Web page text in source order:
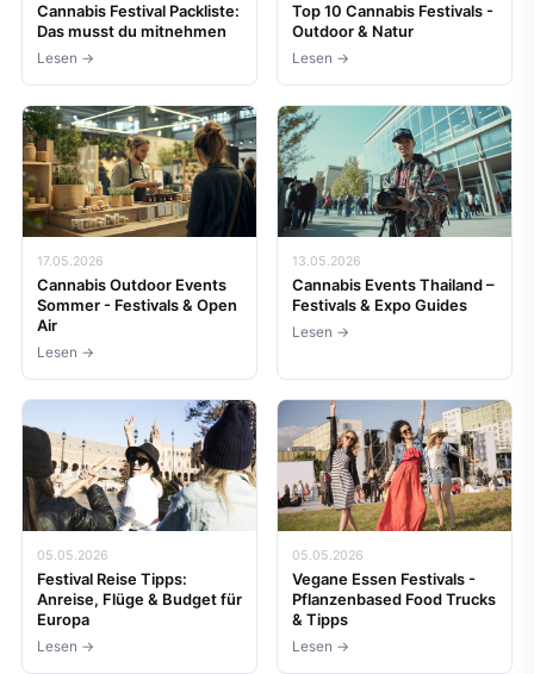
Cannabis Festival Packliste:
Das musst du mitnehmen
Lesen →
Top 10 Cannabis Festivals -
Outdoor & Natur
Lesen →
17.05.2026
Cannabis Outdoor Events
Sommer - Festivals & Open
Air
Lesen →
13.05.2026
Cannabis Events Thailand –
Festivals & Expo Guides
Lesen →
05.05.2026
Festival Reise Tipps:
Anreise, Flüge & Budget für
Europa
Lesen →
05.05.2026
Vegane Essen Festivals -
Pflanzenbased Food Trucks
& Tipps
Lesen →